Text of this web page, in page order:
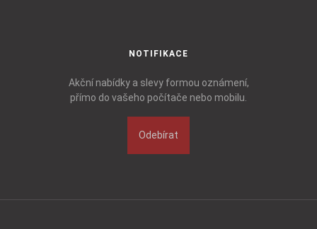
NOTIFIKACE
Akční nabídky a slevy formou oznámení,
přímo do vašeho počítače nebo mobilu.
Odebírat